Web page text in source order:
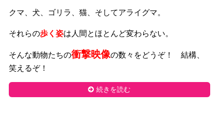
クマ、犬、ゴリラ、猫、そしてアライグマ。
それらの歩く姿は人間とほとんど変わらない。
そんな動物たちの衝撃映像の数々をどうぞ！ 結構、
笑えるぞ！
続きを読む